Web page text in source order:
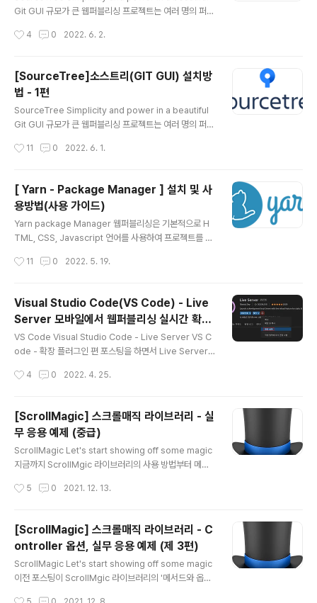
있으며, Git과 관련하여 가장 권위 있는 도구 중 하나로 손
름을 더럽히지 않..
Git GUI 규모가 큰 웹퍼블리싱 프로젝트는 여러 명의 퍼블
를 할 경우 협업은 매우 중요한 요소입니다. 그렇기 때문에
시스템(Version Control System)'을 잘 다루는 것 또한
매우 중요한 요소입니다. 버전 관리 시스템을 잘 다루는 퍼
블리셔는 자연스럽게 프로젝트 내에서 중요한 사람이 되고
큰 힘을 가지게 됩니다. 버전 관리 시스템 중 하나로 Git 이
있으며, Git과 관련하여 가장 권위 있는 도구 중 하나로 손
름을 더럽히지 않..
4 0 2022. 6. 2.
[SourceTree]소스트리(GIT GUI) 설치방
법 - 1편
SourceTree Simplicity and power in a beautiful
Git GUI 규모가 큰 웹퍼블리싱 프로젝트는 여러 명의 퍼블
를 할 경우 협업은 매우 중요한 요소입니다. 그렇기 때문에
매우 중요한 요소입니다. 버전 관리 시스템을 잘 다루는 퍼
블리셔는 자연스럽게 프로젝트 내에서 중요한 사람이 되고
큰 힘을 가지게 됩니다. 버전 관리 시스템 중 하나로 Git 이
있으며, Git과 관련하여 가장 권위 있는 도구 중 하나로 손
름을 더럽히지 않..
11 0 2022. 6. 1.
[ Yarn - Package Manager ] 설치 및 사
용방법(사용 가이드)
Yarn package Manager 웹퍼블리싱은 기본적으로 H
TML, CSS, Javascript 언어를 사용하여 프로젝트를 진
브라우징 등을 위해 jQuery, jQueryUi, bxSlide, Swip
ndencies)라고 합니다. 이 라이브러리를 설치하고 사용
하기 위해서는 각 각의 제공하는 사이트를 접속하여 파일
을 다운로드하거나, CDN으로 연결하여 사용해야 합니다.
그렇기에 최신 버전의 라이브러리가 나오거나, 최신 버전
러리 사이트에 방문해야 합니다. 이..
11 0 2022. 5. 19.
Visual Studio Code(VS Code) - Live
Server 모바일에서 웹퍼블리싱 실시간 확인
하기
VS Code Visual Studio Code - Live Server VS C
ode - 확장 플러그인 편 포스팅을 하면서 Live Server
실시간으로 확인할 수 있는 신세계를 경험하는 것과 같다
그렇다면 PC local 에서 웹퍼블리싱한 코드를 FTP 업로
드 또는 크롬 개발자 도구를 사용하지 않고, 모바일(핸드
폰) 또는 태블릿에서 바로 실시간으로 확인할 수 있는 방법
은 없을까요? 이번 포스팅 주제인 Live Server 확장 플러
그인을 사용하면 가능합니다. Live Server를 사용하여
일의 작업 현황을 실시간으로 동시 한 번..
4 0 2022. 4. 25.
[ScrollMagic] 스크롤매직 라이브러리 - 실
무 응용 예제 (중급)
ScrollMagic Let's start showing off some magic
지금까지 ScrollMgic 라이브러리의 사용 방법부터 메서
번 포스팅은 ScrollMagic 라이브러리의 마지막으로, 메
할 법한, 조금은 더 화려하고 동적인 예제를 만들어 보여드
리고자 합니다. 이전 포스팅 내용들을 확실하게 학습하셨
다면, 코드를 분석하시는데 어려울 내용은 없습니다. 그렇
기에 특별하게 코드 문법 설명은 없이 작성한 예제 2가지
를 보여드릴 것이며, 이렇게도 응용이 가능하구나? 라고 생
5 0 2021. 12. 13.
[ScrollMagic] 스크롤매직 라이브러리 - C
ontroller 옵션, 실무 응용 예제 (제 3편)
ScrollMagic Let's start showing off some magic
이전 포스팅이 ScrollMgic 라이브러리의 '메서드와 옵션'